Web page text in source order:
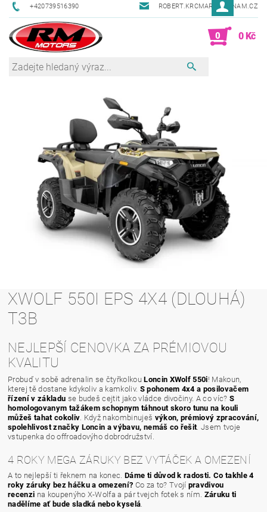
+420739516390 ROBERT.KRCMAR@SEZNAM.CZ
0 0 Kč
XWOLF 550I EPS 4X4 (DLOUHÁ)
T3B
NEJLEPŠÍ CENOVKA ZA PRÉMIOVOU
KVALITU
Probuď v sobě adrenalin se čtyřkolkou Loncin XWolf 550i! Makoun,
kterej tě dostane kdykoliv a kamkoliv. S pohonem 4x4 a posilovačem
řízení v základu se budeš cejtit jako vládce divočiny. A co víc? S
homologovanym tažákem schopnym táhnout skoro tunu na kouli
můžeš tahat cokoliv . Když nakombinuješ výkon, prémiový zpracování,
spolehlivost značky Loncin a výbavu, nemáš co řešit . Jsem tvoje
vstupenka do offroadovýho dobrodružství.
4 ROKY MEGA ZÁRUKY BEZ VYTÁČEK A OMEZENÍ
A to nejlepší ti řeknem na konec. Dáme ti důvod k radosti. Co takhle 4
roky záruky bez háčku a omezení? Co za to? Tvojí pravdivou
recenzi na koupenýho X-Wolfa a pár tvejch fotek s ním. Záruku ti
nadělíme ať bude sladká nebo kyselá